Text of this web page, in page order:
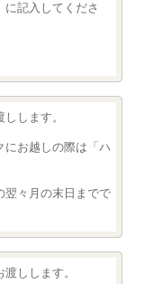
記入してくださ
します。
にお越しの際は「ハ
翌々月の末日までで
しします。